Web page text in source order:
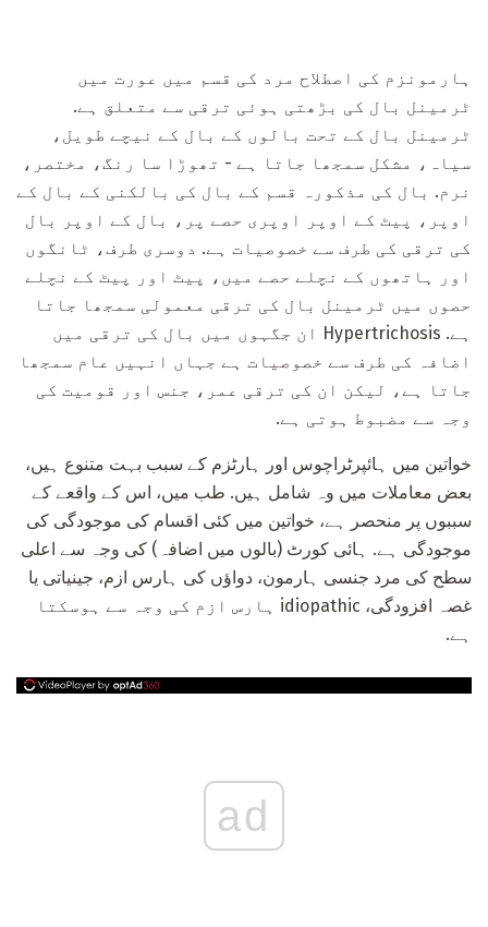
ہارمونزم کی اصطلاح مرد کی قسم میں عورت میں
ٹرمینل بال کی بڑھتی ہوئی ترقی سے متعلق ہے.
ٹرمینل بال کے تحت بالوں کے بال کے نیچے طویل،
سیاہ، مشکل سمجھا جاتا ہے - تھوڑا سا رنگ، مختصر،
نرم. بال کی مذکورہ قسم کے بال کی بالکنی کے بال کے
اوپر، پیٹ کے اوپر اوپری حصے پر، بال کے اوپر بال
کی ترقی کی طرف سے خصوصیات ہے. دوسری طرف، ٹانگوں
اور ہاتھوں کے نچلے حصے میں، پیٹ اور پیٹ کے نچلے
حصوں میں ٹرمینل بال کی ترقی معمولی سمجھا جاتا
ہے. Hypertrichosis ان جگہوں میں بال کی ترقی میں
اضافہ کی طرف سے خصوصیات ہے جہاں انہیں عام سمجھا
جاتا ہے، لیکن ان کی ترقی عمر، جنس اور قومیت کی
وجہ سے مضبوط ہوتی ہے.
خواتین میں ہائپرٹراچوس اور ہارٹزم کے سبب بہت متنوع ہیں،
بعض معاملات میں وہ شامل ہیں. طب میں، اس کے واقعے کے
سببوں پر منحصر ہے، خواتین میں کئی اقسام کی موجودگی کی
موجودگی ہے. ہائی کورٹ (بالوں میں اضافہ) کی وجہ سے اعلی
سطح کی مرد جنسی ہارمون، دواؤں کی ہارس ازم، جینیاتی یا
غصہ افزودگی، idiopathic ہارس ازم کی وجہ سے ہوسکتا
ہے.
ad